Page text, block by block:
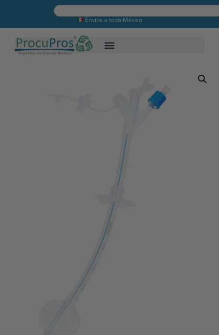
Envios a todo México